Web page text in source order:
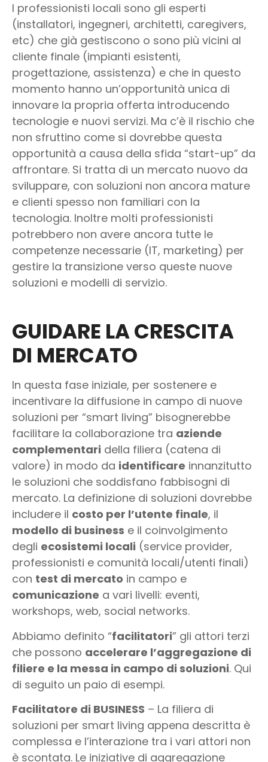
I professionisti locali sono gli esperti
(installatori, ingegneri, architetti, caregivers,
etc) che già gestiscono o sono più vicini al
cliente finale (impianti esistenti,
progettazione, assistenza) e che in questo
momento hanno un’opportunità unica di
innovare la propria offerta introducendo
tecnologie e nuovi servizi. Ma c’è il rischio che
non sfruttino come si dovrebbe questa
opportunità a causa della sfida “start-up” da
affrontare. Si tratta di un mercato nuovo da
sviluppare, con soluzioni non ancora mature
e clienti spesso non familiari con la
tecnologia. Inoltre molti professionisti
potrebbero non avere ancora tutte le
competenze necessarie (IT, marketing) per
gestire la transizione verso queste nuove
soluzioni e modelli di servizio.
GUIDARE LA CRESCITA
DI MERCATO
In questa fase iniziale, per sostenere e
incentivare la diffusione in campo di nuove
soluzioni per “smart living” bisognerebbe
facilitare la collaborazione tra aziende
complementari della filiera (catena di
valore) in modo da identificare innanzitutto
le soluzioni che soddisfano fabbisogni di
mercato. La definizione di soluzioni dovrebbe
includere il costo per l’utente finale, il
modello di business e il coinvolgimento
degli ecosistemi locali (service provider,
professionisti e comunità locali/utenti finali)
con test di mercato in campo e
comunicazione a vari livelli: eventi,
workshops, web, social networks.
Abbiamo definito “facilitatori” gli attori terzi
che possono accelerare l’aggregazione di
filiere e la messa in campo di soluzioni. Qui
di seguito un paio di esempi.
Facilitatore di BUSINESS – La filiera di
soluzioni per smart living appena descritta è
complessa e l’interazione tra i vari attori non
è scontata. Le iniziative di aggregazione